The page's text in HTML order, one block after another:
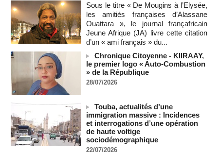
Au Nigeria, plus de 300 victimes d’enlèvements ont été
libérées
06/08/2026 -
Soutenir l’intégrité de l’information à Sao Tomé-et-Principe à
l’approche des élections
06/08/2026 -
Taïwan bloque un pont stratégique lors de la simulation d'une
invasion par la Chine
06/08/2026 -
Les Bourses mondiales suspendues au Moyen-Orient,
records en Europe
06/08/2026
Soudan du Sud : Les avocats de Riek Machar sollicitent un
accès à leur client avant la prochaine audience
Sous le titre « De Mougins à l’Elysée,
les amitiés françaises d’Alassane
Ouattara », le journal françafricain
Jeune Afrique (JA) livre cette citation
d’un « ami français » du...
Chronique Citoyenne - KIIRAAY,
le premier logo « Auto-Combustion
» de la République
28/07/2026
Touba, actualités d’une
immigration massive : Incidences
et interrogations d’une opération
de haute voltige
sociodémographique
22/07/2026